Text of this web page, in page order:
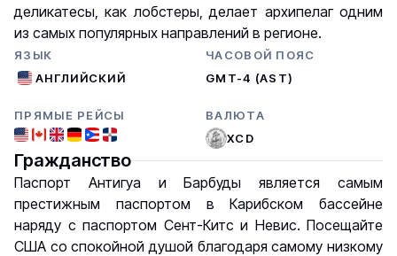
деликатесы, как лобстеры, делает архипелаг одним
из самых популярных направлений в регионе.
ЯЗЫК
АНГЛИЙСКИЙ
ЧАСОВОЙ ПОЯС
GMT-4 (AST)
ПРЯМЫЕ РЕЙСЫ
ВАЛЮТА
XCD
Гражданство
Паспорт Антигуа и Барбуды является самым
престижным паспортом в Карибском бассейне
наряду с паспортом Сент-Китс и Невис. Посещайте
США со спокойной душой благодаря самому низкому